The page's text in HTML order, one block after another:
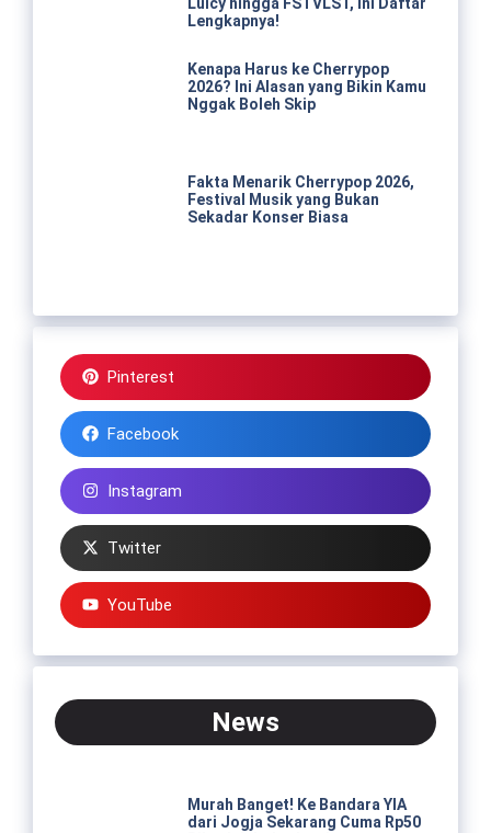
Lengkapnya!
Kenapa Harus ke Cherrypop
2026? Ini Alasan yang Bikin Kamu
Nggak Boleh Skip
Fakta Menarik Cherrypop 2026,
Festival Musik yang Bukan
Sekadar Konser Biasa
Pinterest
Facebook
Instagram
Twitter
YouTube
News
Murah Banget! Ke Bandara YIA
dari Jogja Sekarang Cuma Rp50